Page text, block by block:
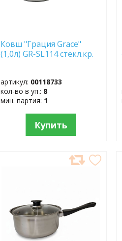
Ковш "Грация Grace"
(1,0л) GR-SL114 стекл.кр.
артикул: 00118733
кол-во в уп.: 8
мин. партия: 1
Купить